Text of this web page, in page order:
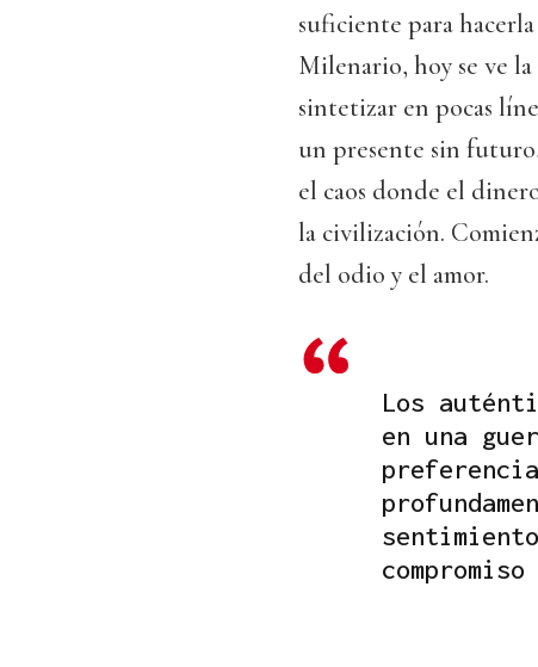
suficiente para
Milenario, hoy se ve
sintetizar en pocas
un presente sin
el caos donde el
la civilización.
del odio y el amor.
Los
en una